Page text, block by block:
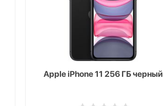
Apple iPhone 11 256 ГБ черный